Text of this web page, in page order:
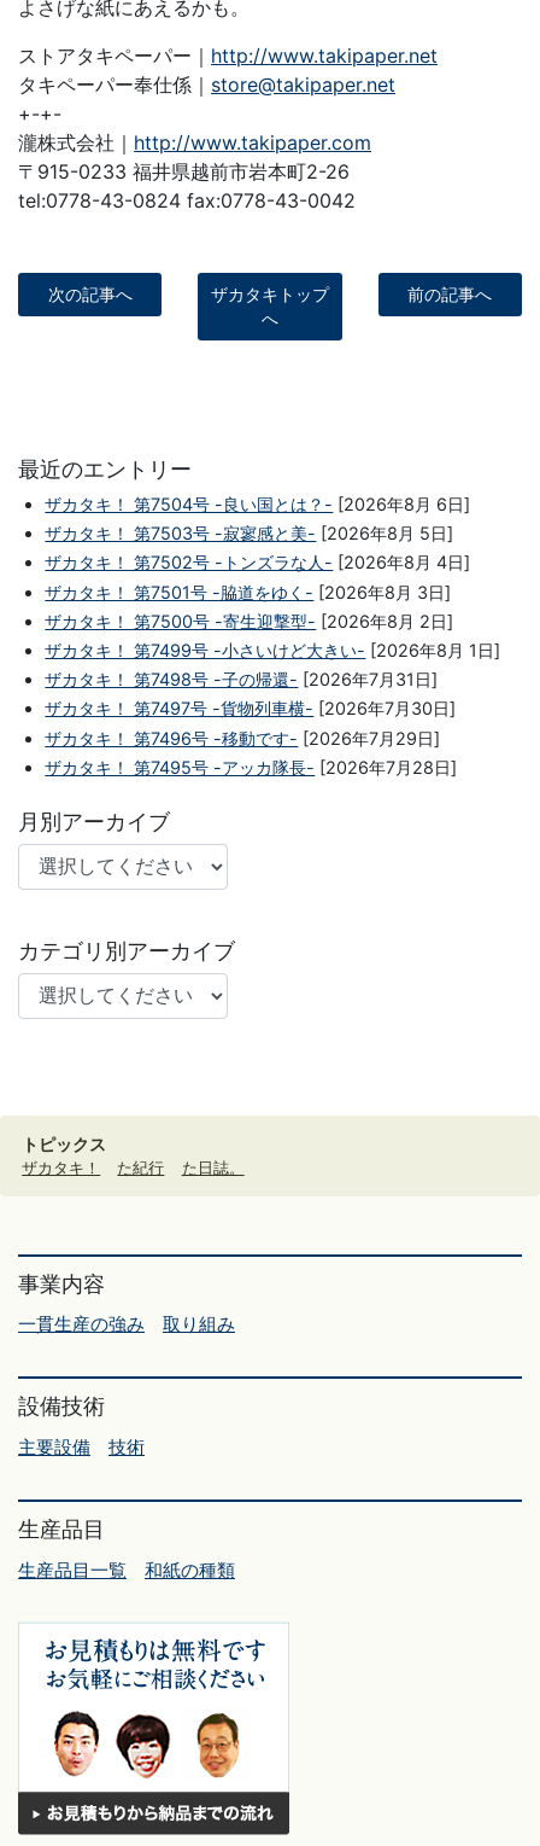
よさげな紙にあえるかも。
ストアタキペーパー｜ http://www.takipaper.net
タキペーパー奉仕係｜ store@takipaper.net
+-+-
瀧株式会社｜ http://www.takipaper.com
〒915-0233 福井県越前市岩本町2-26
tel:0778-43-0824 fax:0778-43-0042
次の記事へ
ザカタキトップ
へ
前の記事へ
最近のエントリー
ザカタキ！ 第7504号 -良い国とは？- [2026年8月 6日]
ザカタキ！ 第7503号 -寂寥感と美- [2026年8月 5日]
ザカタキ！ 第7502号 -トンズラな人- [2026年8月 4日]
ザカタキ！ 第7501号 -脇道をゆく- [2026年8月 3日]
ザカタキ！ 第7500号 -寄生迎撃型- [2026年8月 2日]
ザカタキ！ 第7499号 -小さいけど大きい- [2026年8月 1日]
ザカタキ！ 第7498号 -子の帰還- [2026年7月31日]
ザカタキ！ 第7497号 -貨物列車横- [2026年7月30日]
ザカタキ！ 第7496号 -移動です- [2026年7月29日]
ザカタキ！ 第7495号 -アッカ隊長- [2026年7月28日]
月別アーカイブ
カテゴリ別アーカイブ
トピックス
ザカタキ！ た紀行 た日誌。
事業内容
一貫生産の強み 取り組み
設備技術
主要設備 技術
生産品目
生産品目一覧 和紙の種類